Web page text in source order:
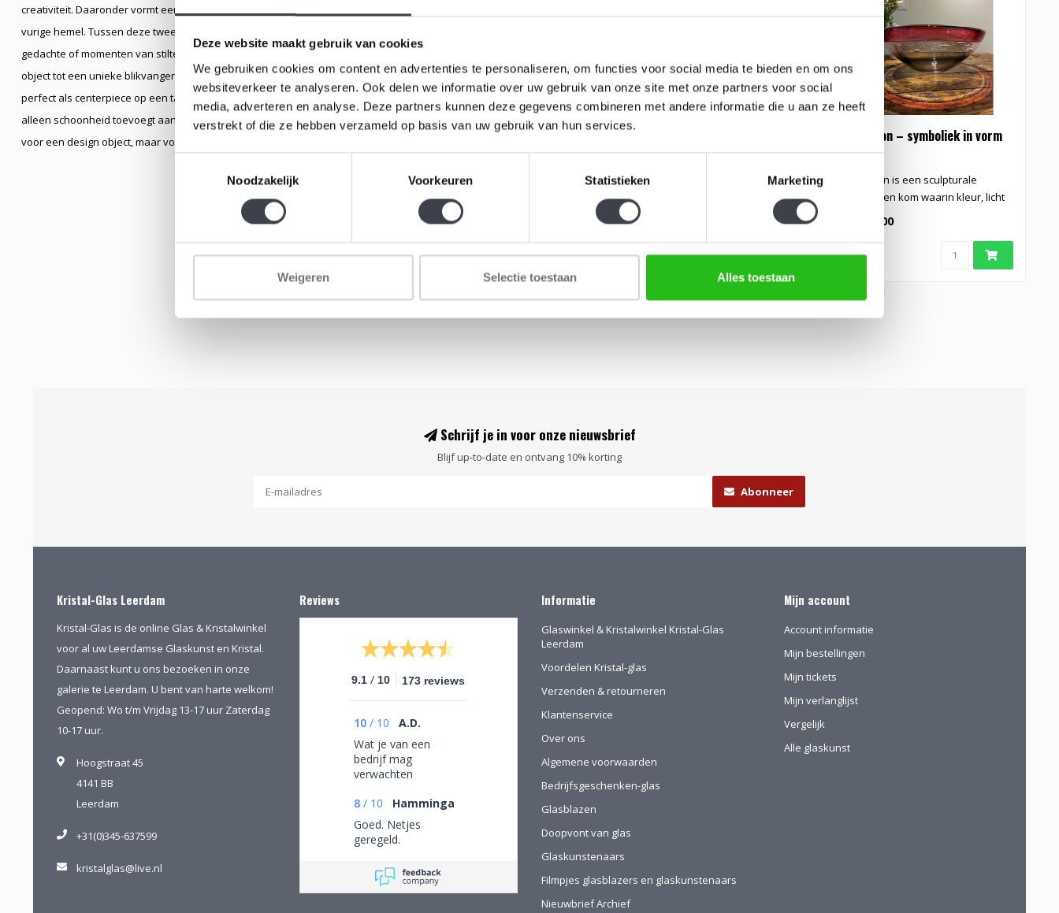
Deze website maakt gebruik van cookies
We gebruiken cookies om content en advertenties te personaliseren, om functies voor social media te bieden en om ons
websiteverkeer te analyseren. Ook delen we informatie over uw gebruik van onze site met onze partners voor social
media, adverteren en analyse. Deze partners kunnen deze gegevens combineren met andere informatie die u aan ze heeft
verstrekt of die ze hebben verzameld op basis van uw gebruik van hun services.
Noodzakelijk
Voorkeuren Statistieken Marketing
Weigeren Selectie toestaan Alles toestaan
creativiteit. Daaronder vormt een transparant grijze onderzijde het kalme fundament, als een stille aarde onder een
vurige hemel. Tussen deze twee lagen zweeft een heldere zone waarin luchtbellen gevangen lijken als bevroren
gedachte of momenten van stilte. De bolle vorm, het spel van licht in het glas en de symboliek van de horizon maken dit
object tot een unieke blikvanger die blijft boeien. Horizon is handgemaakt met oog voor detail en vakmanschap en past
perfect als centerpiece op een tafel, zuil of in een vitrinekast. Een tijdloos en krachtig kunstwerk in kristalglas, dat niet
alleen schoonheid toevoegt aan je interieur, maar ook uitnodigt tot bezinning. Wie Horizon in huis haalt, kiest niet zomaar
voor een design object, maar voor een verhaal van contrast, evenwicht en innerlijke rust – gegoten in glas.
Traan'
Leerdam glaskunst object
'Vreugde Traan' met zuiver
Horizon – symboliek in vorm
gevat
Horizon is een sculpturale
kristallen kom waarin kleur, licht
€795,00
Schrijf je in voor onze nieuwsbrief
Blijf up-to-date en ontvang 10% korting
Abonneer
Kristal-Glas Leerdam
Kristal-Glas is de online Glas & Kristalwinkel
voor al uw Leerdamse Glaskunst en Kristal.
Daarnaast kunt u ons bezoeken in onze
galerie te Leerdam. U bent van harte welkom!
Geopend: Wo t/m Vrijdag 13-17 uur Zaterdag
10-17 uur.
Hoogstraat 45
4141 BB
Leerdam
+31(0)345-637599
kristalglas@live.nl
Reviews
9.1 / 10 173 reviews
10 / 10
A.D.
Wat je van een
bedrijf mag
verwachten
8 / 10
Hamminga
Goed. Netjes
geregeld.
Informatie
Glaswinkel & Kristalwinkel Kristal-Glas
Leerdam
Voordelen Kristal-glas
Verzenden & retourneren
Klantenservice
Over ons
Algemene voorwaarden
Bedrijfsgeschenken-glas
Glasblazen
Doopvont van glas
Glaskunstenaars
Filmpjes glasblazers en glaskunstenaars
Nieuwbrief Archief
Mijn account
Account informatie
Mijn bestellingen
Mijn tickets
Mijn verlanglijst
Vergelijk
Alle glaskunst